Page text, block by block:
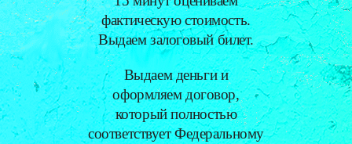
фактическую стоимость.
Выдаем залоговый билет.
Выдаем деньги и
оформляем договор,
который полностью
соответствует Федеральному